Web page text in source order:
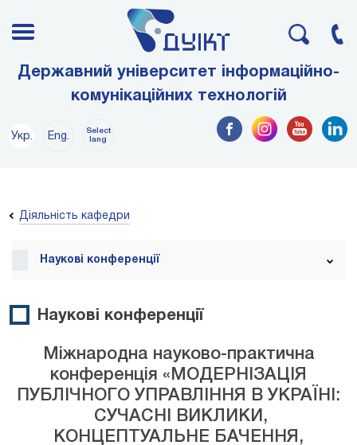
Державний університет інформаційно-
комунікаційних технологій
Укр. Eng.
Select
lang
Діяльність кафедри
Наукові конференції
Наукові конференції
Міжнародна науково-практична
конференція «МОДЕРНІЗАЦІЯ
ПУБЛІЧНОГО УПРАВЛІННЯ В УКРАЇНІ:
СУЧАСНІ ВИКЛИКИ,
КОНЦЕПТУАЛЬНЕ БАЧЕННЯ,